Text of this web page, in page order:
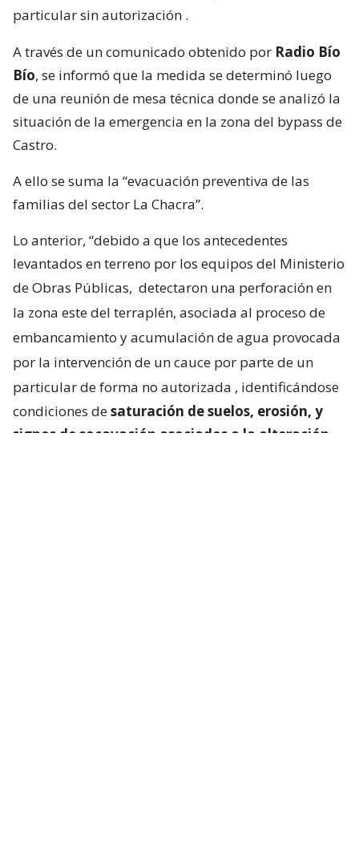
particular sin autorización .
A través de un comunicado obtenido por Radio Bío
Bío, se informó que la medida se determinó luego
de una reunión de mesa técnica donde se analizó la
situación de la emergencia en la zona del bypass de
Castro.
A ello se suma la “evacuación preventiva de las
familias del sector La Chacra”.
Lo anterior, “debido a que los antecedentes
levantados en terreno por los equipos del Ministerio
de Obras Públicas, detectaron una perforación en
la zona este del terraplén, asociada al proceso de
embancamiento y acumulación de agua provocada
por la intervención de un cauce por parte de un
particular de forma no autorizada , identificándose
condiciones desaturación de suelos, erosión, y
signos de socavación asociados a la alteración